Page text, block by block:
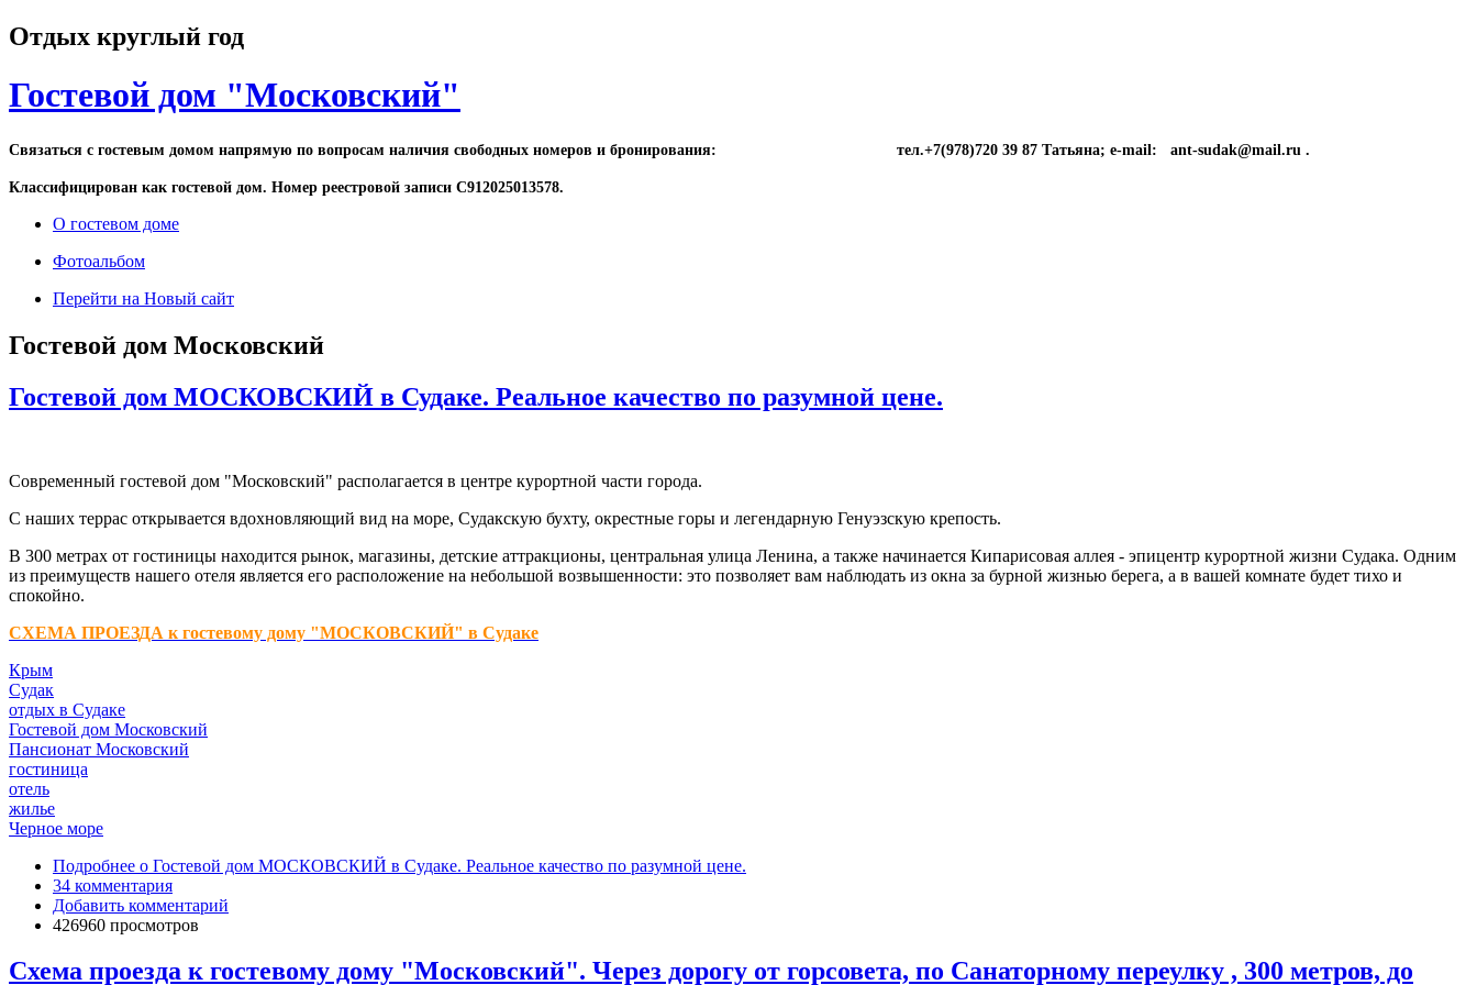
Отдых круглый год
Гостевой дом "Московский"
Связаться c гостевым домом напрямую по вопросам наличия свободных номеров и бронирования: тел.+7(978)720 39 87 Татьяна; e-mail: ant-sudak@mail.ru .
Классифицирован как гостевой дом. Номер реестровой записи С912025013578.
О гостевом доме
Фотоальбом
Перейти на Новый сайт
Гостевой дом Московский
Гостевой дом МОСКОВСКИЙ в Судаке. Реальное качество по разумной цене.
Современный гостевой дом "Московский" располагается в центре курортной части города.
С наших террас открывается вдохновляющий вид на море, Судакскую бухту, окрестные горы и легендарную Генуэзскую крепость.
В 300 метрах от гостиницы находится рынок, магазины, детские аттракционы, центральная улица Ленина, а также начинается Кипарисовая аллея - эпицентр курортной жизни Судака. Одним
из преимуществ нашего отеля является его расположение на небольшой возвышенности: это позволяет вам наблюдать из окна за бурной жизнью берега, а в вашей комнате будет тихо и
спокойно.
СХЕМА ПРОЕЗДА к гостевому дому "МОСКОВСКИЙ" в Судаке
Крым
Судак
отдых в Судаке
Гостевой дом Московский
Пансионат Московский
гостиница
отель
жилье
Черное море
Подробнее о Гостевой дом МОСКОВСКИЙ в Судаке. Реальное качество по разумной цене.
34 комментария
Добавить комментарий
426960 просмотров
Схема проезда к гостевому дому "Московский". Через дорогу от горсовета, по Санаторному переулку , 300 метров, до